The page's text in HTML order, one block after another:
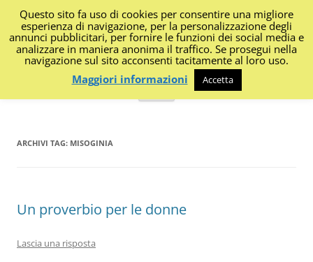
I Diari di Portanapoli
Impressioni, sapori, colori dalla regione
Vai
ARCHIVI TAG: MISOGINIA
Un proverbio per le donne
Lascia una risposta
Questo sito fa uso di cookies per consentire una migliore
esperienza di navigazione, per la personalizzazione degli
annunci pubblicitari, per fornire le funzioni dei social media e
analizzare in maniera anonima il traffico. Se prosegui nella
navigazione sul sito acconsenti tacitamente al loro uso.
Maggiori informazioni
Accetta